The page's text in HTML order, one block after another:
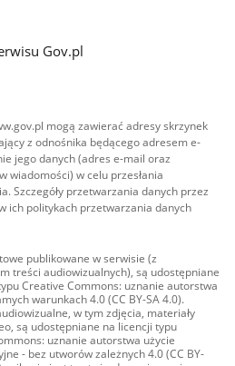
Gov.pl
mogą zawierać adresy skrzynek
z odnośnika będącego adresem e-
jego danych (adres e-mail oraz
wiadomości) w celu przesłania
Szczegóły przetwarzania danych przez
ich politykach przetwarzania danych
publikowane w serwisie (z
treści audiowizualnych), są udostępniane
Creative Commons: uznanie autorstwa
warunkach 4.0 (CC BY-SA 4.0).
w tym zdjęcia, materiały
są udostępniane na licencji typu
uznanie autorstwa użycie
- bez utworów zależnych 4.0 (CC BY-